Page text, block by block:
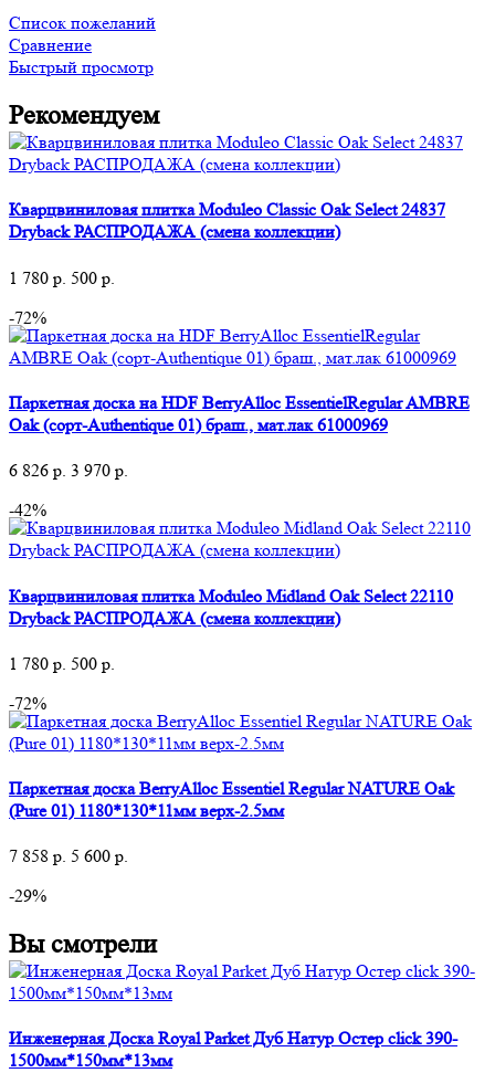
Список пожеланий
Сравнение
Быстрый просмотр
Рекомендуем
Кварцвиниловая плитка Moduleo Classic Oak Select 24837
Dryback РАСПРОДАЖА (смена коллекции)
1 780 р. 500 р.
-72%
Паркетная доска на HDF BerryAlloc EssentielRegular AMBRE
Oak (сорт-Authentique 01) браш., мат.лак 61000969
6 826 р. 3 970 р.
-42%
Кварцвиниловая плитка Moduleo Midland Oak Select 22110
Dryback РАСПРОДАЖА (смена коллекции)
1 780 р. 500 р.
-72%
Паркетная доска BerryAlloc Essentiel Regular NATURE Oak
(Pure 01) 1180*130*11мм верх-2.5мм
7 858 р. 5 600 р.
-29%
Вы смотрели
Инженерная Доска Royal Parket Дуб Натур Остер click 390-
1500мм*150мм*13мм